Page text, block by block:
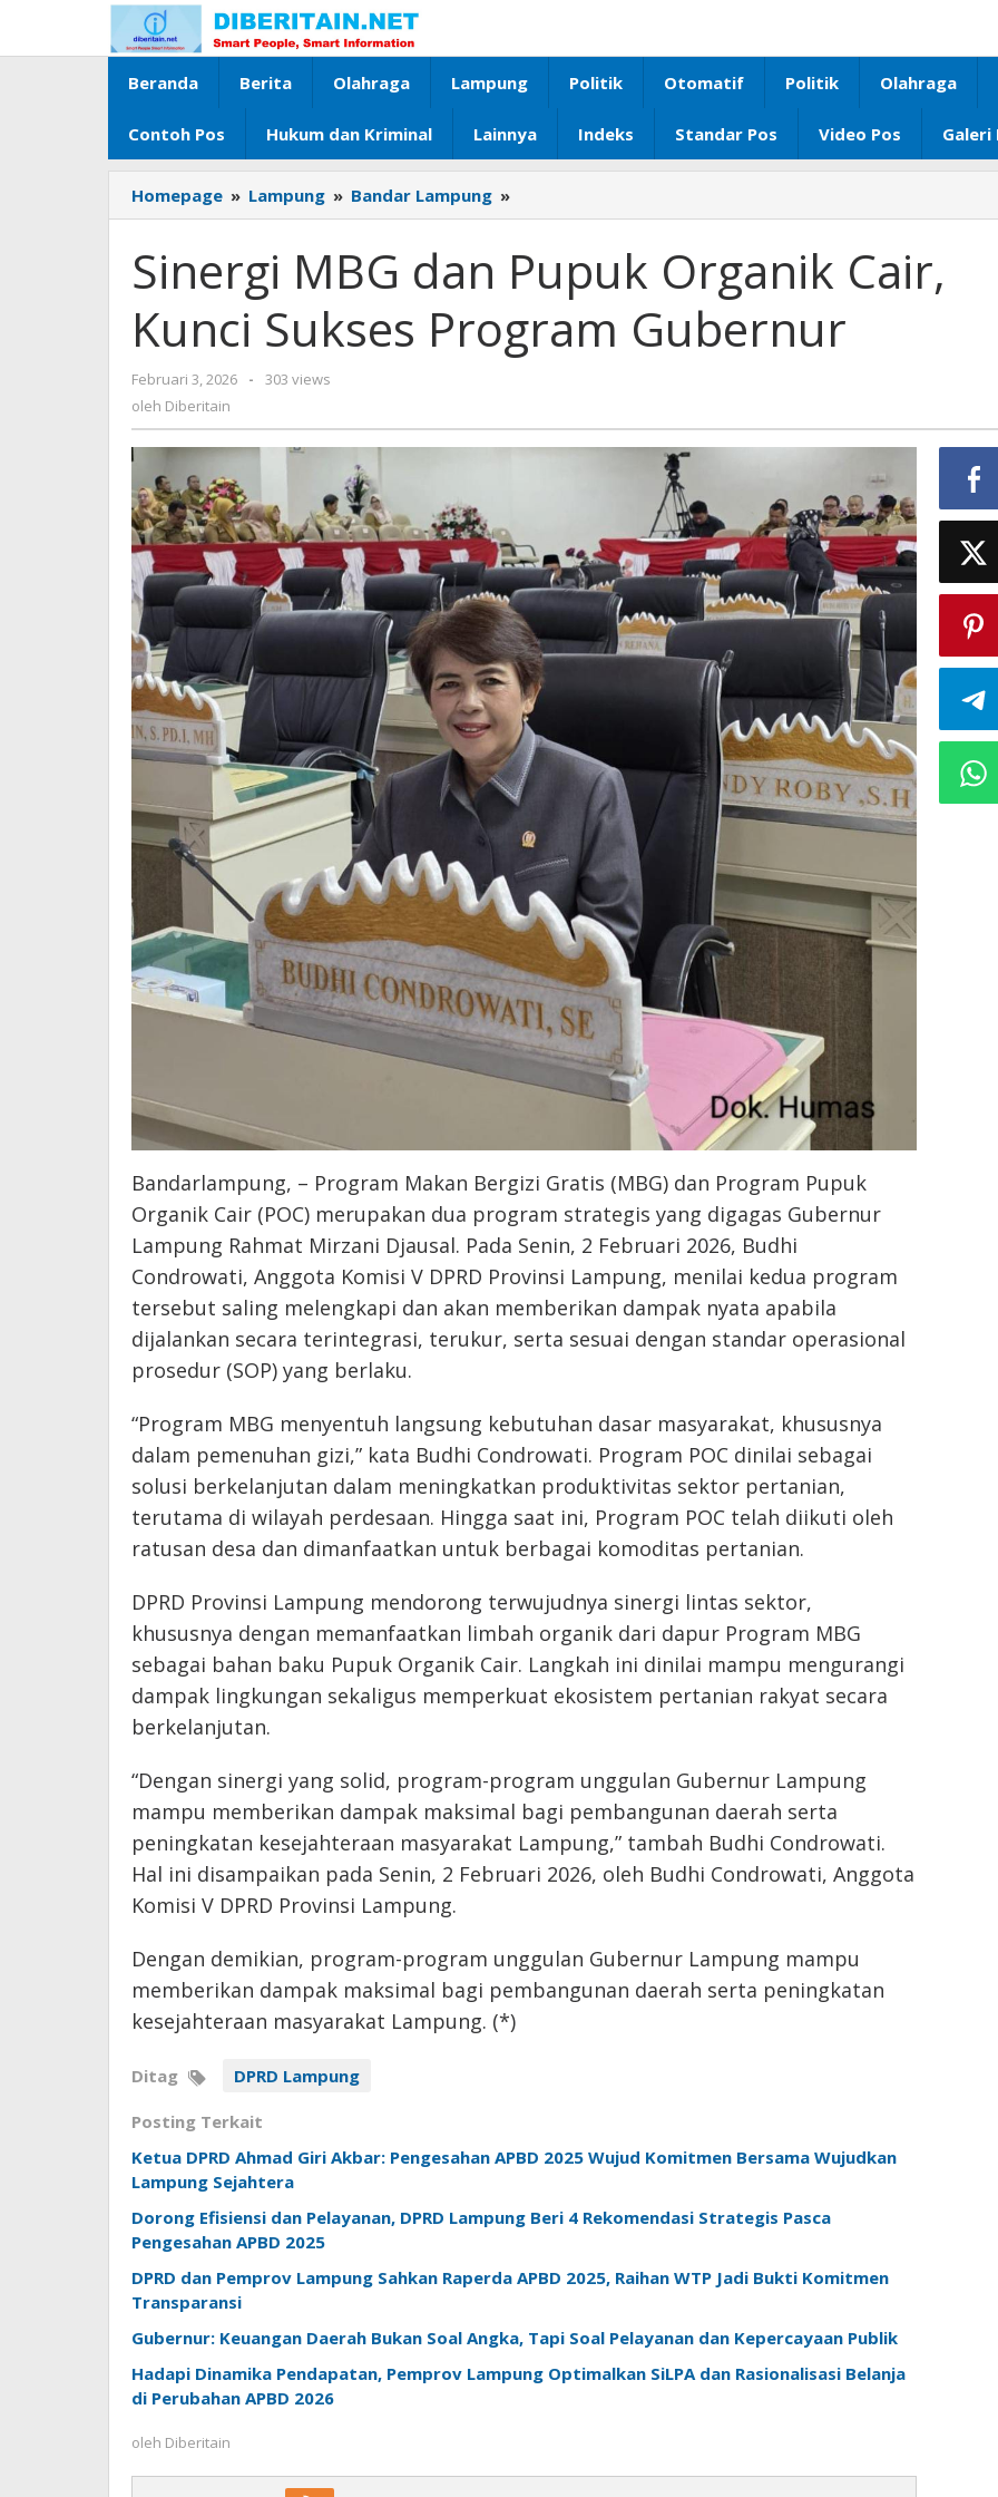
konten
Beranda Berita Olahraga Lampung Politik Otomatif Politik Olahraga
Contoh Pos Hukum dan Kriminal Lainnya Indeks Standar Pos Video Pos Galeri
Homepage » Lampung » Bandar Lampung »
MBG
Pupuk
Organik
Cair,
Kunci
Sinergi MBG dan Pupuk Organik Cair,
Kunci Sukses Program Gubernur
Februari 3, 2026
oleh
-
303 views
oleh Diberitain
Bandarlampung, – Program Makan Bergizi Gratis (MBG) dan Program Pupuk
Organik Cair (POC) merupakan dua program strategis yang digagas Gubernur
Lampung Rahmat Mirzani Djausal. Pada Senin, 2 Februari 2026, Budhi
Condrowati, Anggota Komisi V DPRD Provinsi Lampung, menilai kedua program
tersebut saling melengkapi dan akan memberikan dampak nyata apabila
dijalankan secara terintegrasi, terukur, serta sesuai dengan standar operasional
prosedur (SOP) yang berlaku.
“Program MBG menyentuh langsung kebutuhan dasar masyarakat, khususnya
dalam pemenuhan gizi,” kata Budhi Condrowati. Program POC dinilai sebagai
solusi berkelanjutan dalam meningkatkan produktivitas sektor pertanian,
terutama di wilayah perdesaan. Hingga saat ini, Program POC telah diikuti oleh
ratusan desa dan dimanfaatkan untuk berbagai komoditas pertanian.
DPRD Provinsi Lampung mendorong terwujudnya sinergi lintas sektor,
khususnya dengan memanfaatkan limbah organik dari dapur Program MBG
sebagai bahan baku Pupuk Organik Cair. Langkah ini dinilai mampu mengurangi
dampak lingkungan sekaligus memperkuat ekosistem pertanian rakyat secara
berkelanjutan.
“Dengan sinergi yang solid, program-program unggulan Gubernur Lampung
mampu memberikan dampak maksimal bagi pembangunan daerah serta
peningkatan kesejahteraan masyarakat Lampung,” tambah Budhi Condrowati.
Hal ini disampaikan pada Senin, 2 Februari 2026, oleh Budhi Condrowati, Anggota
Komisi V DPRD Provinsi Lampung.
Dengan demikian, program-program unggulan Gubernur Lampung mampu
memberikan dampak maksimal bagi pembangunan daerah serta peningkatan
kesejahteraan masyarakat Lampung. (*)
Ditag DPRD Lampung
Posting Terkait
Ketua DPRD Ahmad Giri Akbar: Pengesahan APBD 2025 Wujud Komitmen Bersama Wujudkan
Lampung Sejahtera
Dorong Efisiensi dan Pelayanan, DPRD Lampung Beri 4 Rekomendasi Strategis Pasca
Pengesahan APBD 2025
DPRD dan Pemprov Lampung Sahkan Raperda APBD 2025, Raihan WTP Jadi Bukti Komitmen
Transparansi
Gubernur: Keuangan Daerah Bukan Soal Angka, Tapi Soal Pelayanan dan Kepercayaan Publik
Hadapi Dinamika Pendapatan, Pemprov Lampung Optimalkan SiLPA dan Rasionalisasi Belanja
di Perubahan APBD 2026
oleh Diberitain